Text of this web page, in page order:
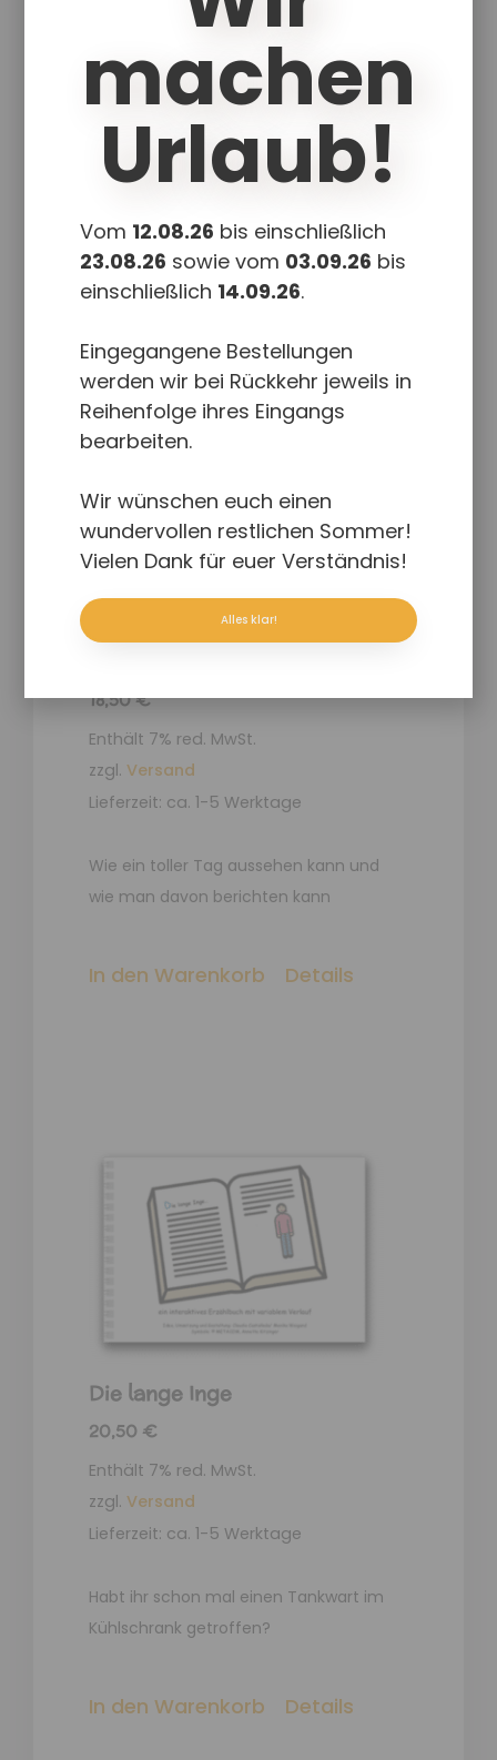
Enthält 7% red. MwSt.
Lieferzeit: ca. 1-5 Werktage
Ein riesiger Kobold wohnt in einem faulen
Pilz. Oder war es ein fauler Kobold?
In den Warenkorb Details
18,50€
Enthält 7% red. MwSt.
zzgl. Versand
Lieferzeit: ca. 1-5 Werktage
Wie ein toller Tag aussehen kann und
wie man davon berichten kann
In den Warenkorb Details
Die lange Inge
20,50 €
Enthält 7% red. MwSt.
zzgl. Versand
Lieferzeit: ca. 1-5 Werktage
Habt ihr schon mal einen Tankwart im
Kühlschrank getroffen?
In den Warenkorb Details
machen
Urlaub!
Vom 12.08.26 bis einschließlich
23.08.26 sowie vom 03.09.26 bis
einschließlich 14.09.26.
Eingegangene Bestellungen
werden wir bei Rückkehr jeweils in
Reihenfolge ihres Eingangs
bearbeiten.
Wir wünschen euch einen
wundervollen restlichen Sommer!
Vielen Dank für euer Verständnis!
Alles klar!